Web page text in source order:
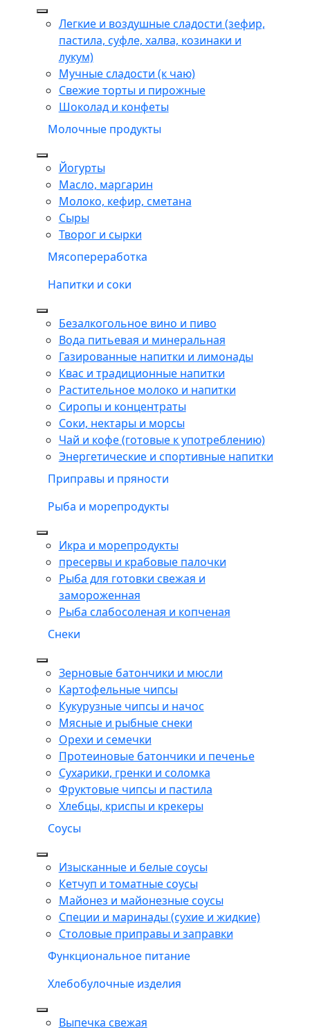
Легкие и воздушные сладости (зефир,
пастила, суфле, халва, козинаки и
лукум)
Мучные сладости (к чаю)
Свежие торты и пирожные
Шоколад и конфеты
Молочные продукты
Йогурты
Масло, маргарин
Молоко, кефир, сметана
Сыры
Творог и сырки
Мясопереработка
Напитки и соки
Безалкогольное вино и пиво
Вода питьевая и минеральная
Газированные напитки и лимонады
Квас и традиционные напитки
Растительное молоко и напитки
Сиропы и концентраты
Соки, нектары и морсы
Чай и кофе (готовые к употреблению)
Энергетические и спортивные напитки
Приправы и пряности
Рыба и морепродукты
Икра и морепродукты
пресервы и крабовые палочки
Рыба для готовки свежая и
замороженная
Рыба слабосоленая и копченая
Снеки
Зерновые батончики и мюсли
Картофельные чипсы
Кукурузные чипсы и начос
Мясные и рыбные снеки
Орехи и семечки
Протеиновые батончики и печенье
Сухарики, гренки и соломка
Фруктовые чипсы и пастила
Хлебцы, криспы и крекеры
Соусы
Изысканные и белые соусы
Кетчуп и томатные соусы
Майонез и майонезные соусы
Специи и маринады (сухие и жидкие)
Столовые приправы и заправки
Функциональное питание
Хлебобулочные изделия
Выпечка свежая